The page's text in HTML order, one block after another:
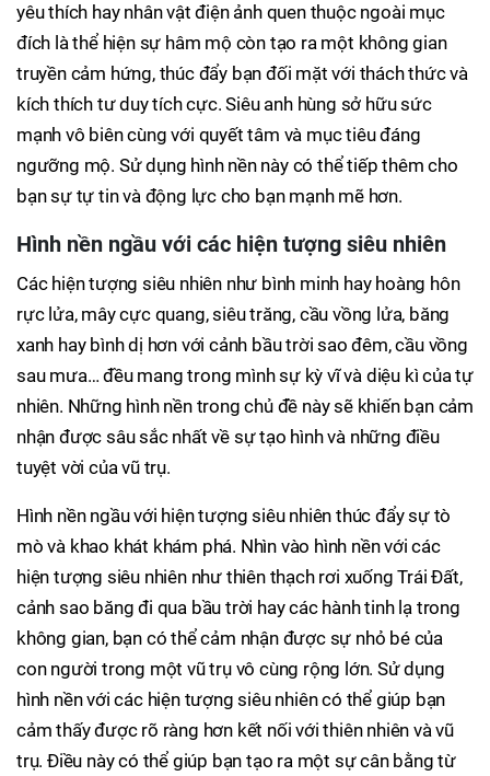
yêu thích hay nhân vật điện ảnh quen thuộc ngoài mục
đích là thể hiện sự hâm mộ còn tạo ra một không gian
truyền cảm hứng, thúc đẩy bạn đối mặt với thách thức và
kích thích tư duy tích cực. Siêu anh hùng sở hữu sức
mạnh vô biên cùng với quyết tâm và mục tiêu đáng
ngưỡng mộ. Sử dụng hình nền này có thể tiếp thêm cho
bạn sự tự tin và động lực cho bạn mạnh mẽ hơn.
Hình nền ngầu với các hiện tượng siêu nhiên
Các hiện tượng siêu nhiên như bình minh hay hoàng hôn
rực lửa, mây cực quang, siêu trăng, cầu vồng lửa, băng
xanh hay bình dị hơn với cảnh bầu trời sao đêm, cầu vồng
sau mưa… đều mang trong mình sự kỳ vĩ và diệu kì của tự
nhiên. Những hình nền trong chủ đề này sẽ khiến bạn cảm
nhận được sâu sắc nhất về sự tạo hình và những điều
tuyệt vời của vũ trụ.
Hình nền ngầu với hiện tượng siêu nhiên thúc đẩy sự tò
mò và khao khát khám phá. Nhìn vào hình nền với các
hiện tượng siêu nhiên như thiên thạch rơi xuống Trái Đất,
cảnh sao băng đi qua bầu trời hay các hành tinh lạ trong
không gian, bạn có thể cảm nhận được sự nhỏ bé của
con người trong một vũ trụ vô cùng rộng lớn. Sử dụng
hình nền với các hiện tượng siêu nhiên có thể giúp bạn
cảm thấy được rõ ràng hơn kết nối với thiên nhiên và vũ
trụ. Điều này có thể giúp bạn tạo ra một sự cân bằng từ